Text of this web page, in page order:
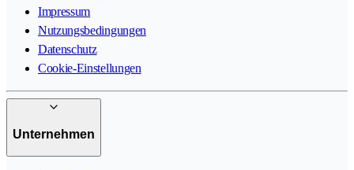
Impressum
Nutzungsbedingungen
Datenschutz
Cookie-Einstellungen
Unternehmen